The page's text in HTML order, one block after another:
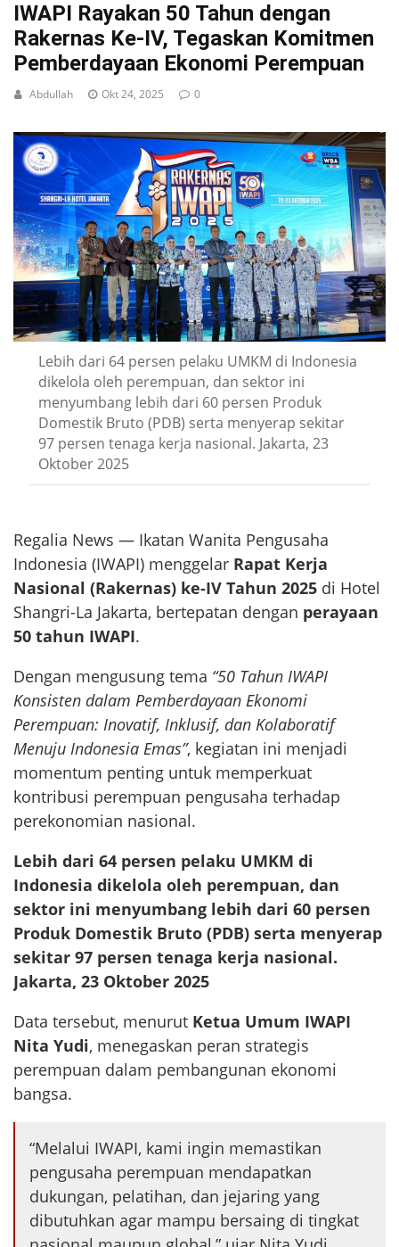
IWAPI Rayakan 50 Tahun dengan
Rakernas Ke-IV, Tegaskan Komitmen
Pemberdayaan Ekonomi Perempuan
Abdullah Okt 24, 2025 0
Lebih dari 64 persen pelaku UMKM di Indonesia
dikelola oleh perempuan, dan sektor ini
menyumbang lebih dari 60 persen Produk
Domestik Bruto (PDB) serta menyerap sekitar
97 persen tenaga kerja nasional. Jakarta, 23
Oktober 2025
Regalia News — Ikatan Wanita Pengusaha
Indonesia (IWAPI) menggelar Rapat Kerja
Nasional (Rakernas) ke-IV Tahun 2025 di Hotel
Shangri-La Jakarta, bertepatan dengan perayaan
50 tahun IWAPI.
Dengan mengusung tema “50 Tahun IWAPI
Konsisten dalam Pemberdayaan Ekonomi
Perempuan: Inovatif, Inklusif, dan Kolaboratif
Menuju Indonesia Emas”, kegiatan ini menjadi
momentum penting untuk memperkuat
kontribusi perempuan pengusaha terhadap
perekonomian nasional.
Lebih dari 64 persen pelaku UMKM di
Indonesia dikelola oleh perempuan, dan
sektor ini menyumbang lebih dari 60 persen
Produk Domestik Bruto (PDB) serta menyerap
sekitar 97 persen tenaga kerja nasional.
Jakarta, 23 Oktober 2025
Data tersebut, menurut Ketua Umum IWAPI
Nita Yudi, menegaskan peran strategis
perempuan dalam pembangunan ekonomi
bangsa.
“Melalui IWAPI, kami ingin memastikan
pengusaha perempuan mendapatkan
dukungan, pelatihan, dan jejaring yang
dibutuhkan agar mampu bersaing di tingkat